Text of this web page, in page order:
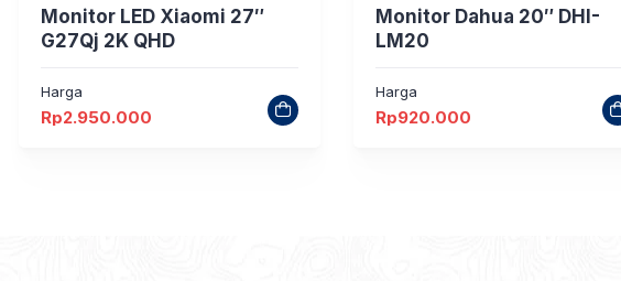
Monitor LED Xiaomi 27″
G27Qj 2K QHD
Harga
Rp2.950.000
Monitor Dahua 20″ DHI-
LM20
Harga
Rp920.000